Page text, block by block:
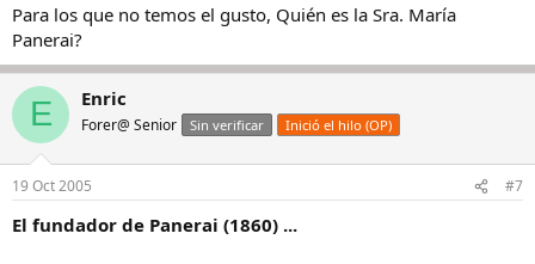
Para los que no temos el gusto, Quién es la Sra. María
Panerai?
E Enric
Forer@ Senior Sin verificar Inició el hilo (OP)
19 Oct 2005 #7
El fundador de Panerai (1860) ...